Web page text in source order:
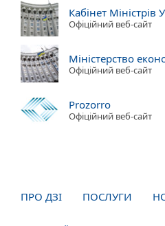
Кабінет Міністрів
Офіційний веб-сайт
Міністерство
Офіційний веб-сайт
Prozorro
Офіційний веб-сайт
ПРО ДЗІ ПОСЛУГИ